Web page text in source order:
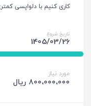
کاری کنیم با دلواپسی
تاریخ شروع
1405/03/26
مورد نیاز
800،000،000 ریال